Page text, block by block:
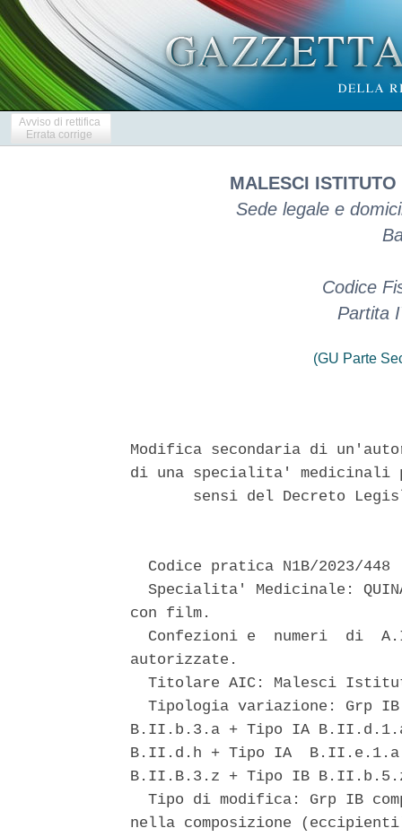
Avviso di rettifica
Errata corrige
MALESCI
Sede legale e
Codice
Partita
(GU Parte
Modifica secondaria di
di una specialita' medicinali
sensi del Decreto
  Codice pratica N1B/2023/448
Specialita' Medicinale:
con film.
Confezioni e  numeri  di
autorizzate.
Titolare AIC: Malesci
Tipologia variazione: Grp
B.II.b.3.a + Tipo IA
B.II.d.h + Tipo IA
B.II.B.3.z + Tipo IB
Tipo di modifica: Grp IB
nella composizione